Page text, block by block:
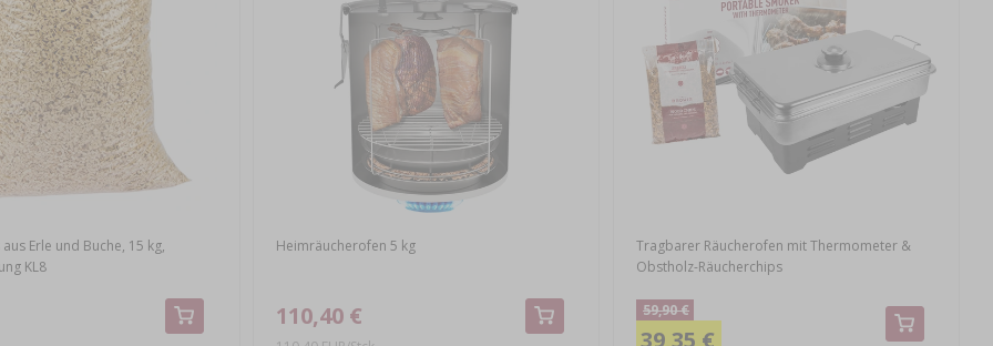
Erle und Buche, 15 kg,
KL8
Heimräucherofen 5 kg
110,40 €
Tragbarer Räucherofen mit Thermometer &
Obstholz-Räucherchips
59,90 €